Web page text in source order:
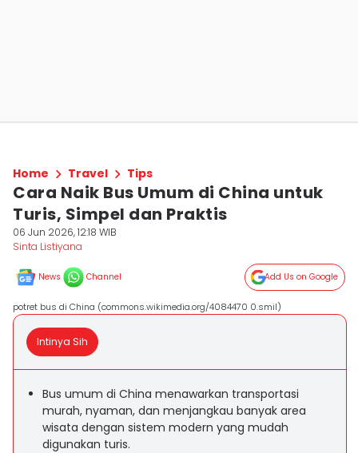
Home Travel Tips
Cara Naik Bus Umum di China untuk
Turis, Simpel dan Praktis
06 Jun 2026, 12:18 WIB
Sinta Listiyana
News Channel Add Us on Google
potret bus di China (commons.wikimedia.org/4084470 0.smil)
Intinya Sih
Bus umum di China menawarkan transportasi
murah, nyaman, dan menjangkau banyak area
wisata dengan sistem modern yang mudah
digunakan turis.